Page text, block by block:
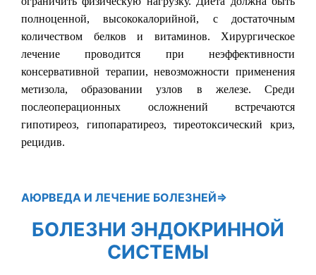
полноценной, высококалорийной, с достаточным
количеством белков и витаминов. Хирургическое
лечение проводится при неэффективности
консервативной терапии, невозможности применения
метизола, образовании узлов в железе. Среди
послеоперационных осложнений встречаются
гипотиреоз, гипопаратиреоз, тиреотоксический криз,
рецидив.
АЮРВЕДА И ЛЕЧЕНИЕ БОЛЕЗНЕЙ⇒
БОЛЕЗНИ ЭНДОКРИННОЙ
СИСТЕМЫ